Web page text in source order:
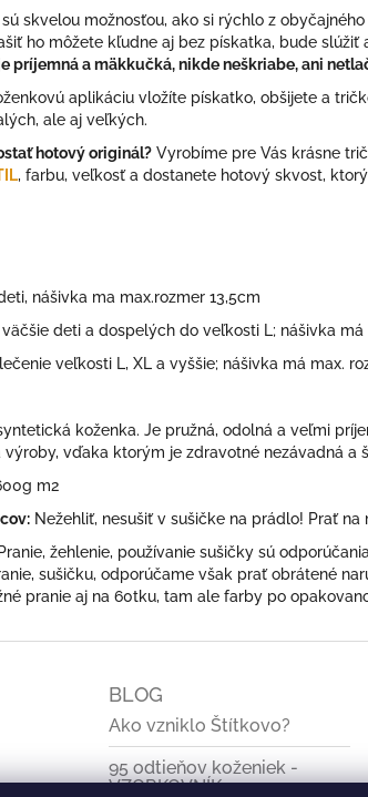
skvelou možnosťou, ako si rýchlo z
ho môžete kľudne aj bez pískatka, bude slúžiť
príjemná a mäkkučká, nikde neškriabe, ani
aplikáciu vložíte pískatko, obšijete a
ale aj veľkých.
hotový originál? Vyrobíme pre Vás krásne
, farbu, veľkosť a dostanete hotový skvost,
nášivka ma max.rozmer 13,5cm
deti a dospelých do veľkosti L; nášivka má
veľkosti L, XL a vyššie; nášivka má max.
koženka. Je pružná, odolná a veľmi
výroby, vďaka ktorým je zdravotné nezávadná a
m2
Nežehliť, nesušiť v sušičke na prádlo! Prať na
Pranie, žehlenie, používanie sušičky sú
sušičku, odporúčame však prať obrátené
pranie aj na 60tku, tam ale farby po
BLOG
Ako vzniklo Štítkovo?
95 odtieňov koženiek -
VZORKOVNÍK